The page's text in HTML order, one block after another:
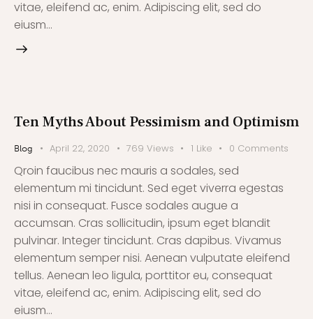
vitae, eleifend ac, enim. Adipiscing elit, sed do
eiusm…
Ten Myths About Pessimism and Optimism
Blog April 22, 2020 769 Views 1 Like 0 Comments
Qroin faucibus nec mauris a sodales, sed
elementum mi tincidunt. Sed eget viverra egestas
nisi in consequat. Fusce sodales augue a
accumsan. Cras sollicitudin, ipsum eget blandit
pulvinar. Integer tincidunt. Cras dapibus. Vivamus
elementum semper nisi. Aenean vulputate eleifend
tellus. Aenean leo ligula, porttitor eu, consequat
vitae, eleifend ac, enim. Adipiscing elit, sed do
eiusm…